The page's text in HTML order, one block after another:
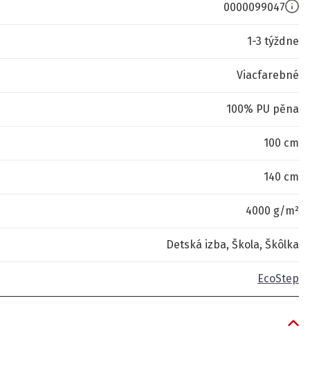
0000099047
1-3 týždne
Viacfarebné
100% PU pěna
100 cm
140 cm
4000 g/m²
Detská izba, Škola, Škôlka
EcoStep